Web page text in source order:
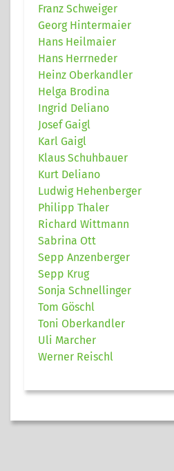
Franz Schweiger
Georg Hintermaier
Hans Heilmaier
Hans Herrneder
Heinz Oberkandler
Helga Brodina
Ingrid Deliano
Josef Gaigl
Karl Gaigl
Klaus Schuhbauer
Kurt Deliano
Ludwig Hehenberger
Philipp Thaler
Richard Wittmann
Sabrina Ott
Sepp Anzenberger
Sepp Krug
Sonja Schnellinger
Tom Göschl
Toni Oberkandler
Uli Marcher
Werner Reischl